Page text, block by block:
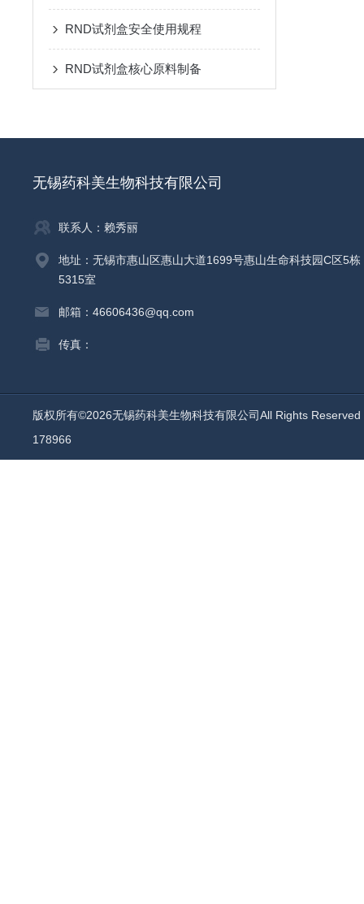
RND试剂盒安全使用规程
RND试剂盒核心原料制备
无锡药科美生物科技有限公司
联系人：赖秀丽
地址：无锡市惠山区惠山大道1699号惠山生命科技园C区5栋
5315室
邮箱：46606436@qq.com
传真：
版权所有©2026无锡药科美生物科技有限公司All Rights
178966